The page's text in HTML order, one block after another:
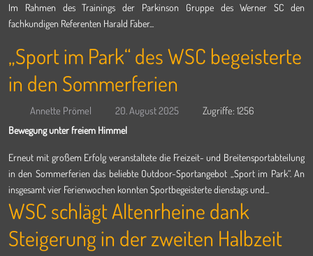
Im Rahmen des Trainings der Parkinson Gruppe des Werner SC den
fachkundigen Referenten Harald Faber...
„Sport im Park“ des WSC begeisterte
in den Sommerferien
Annette Prömel 20. August 2025 Zugriffe: 1256
Bewegung unter freiem Himmel
Erneut mit großem Erfolg veranstaltete die Freizeit- und Breitensportabteilung
in den Sommerferien das beliebte Outdoor-Sportangebot „Sport im Park“. An
insgesamt vier Ferienwochen konnten Sportbegeisterte dienstags und...
WSC schlägt Altenrheine dank
Steigerung in der zweiten Halbzeit